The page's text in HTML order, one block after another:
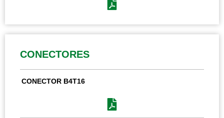
CONECTORES
CONECTOR B4T16